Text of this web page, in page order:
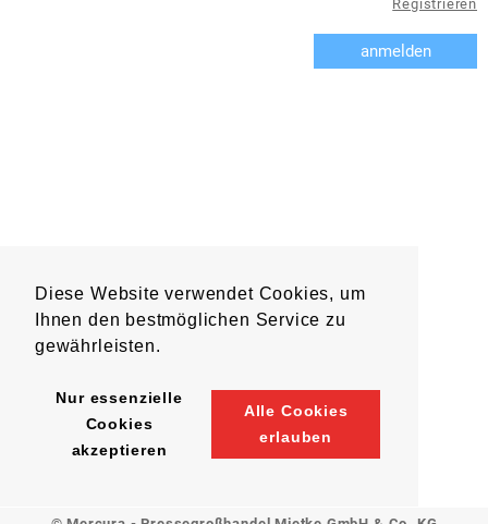
Diese Website verwendet Cookies, um
Ihnen den bestmöglichen Service zu
gewährleisten.
Nur essenzielle
Cookies
akzeptieren
Alle Cookies
erlauben
Registrieren
anmelden